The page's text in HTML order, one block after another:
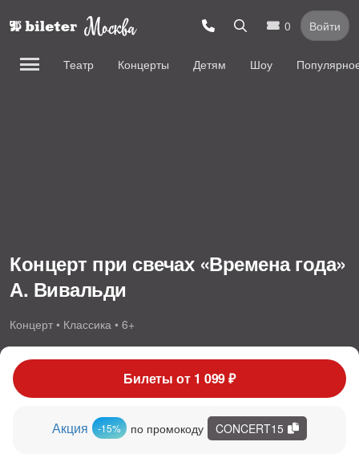
0 Войти
Театр Концерты Детям Шоу
Концерт при свечах «Времена года»
А. Вивальди
Концерт • Классика • 6+
Билеты от 1 099 ₽
Акция -15% по промокоду CONCERT15